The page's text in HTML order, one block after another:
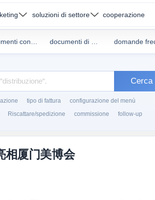
soluzioni di settore cooperazione
Cerca
tipo di fattura
configurazione del menù
Riscattare/spedizione commissione follow-up
相厦门美博会